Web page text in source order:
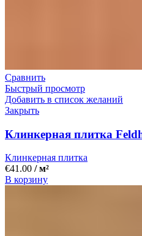
Сравнить
Быстрый просмотр
Добавить в список желаний
Закрыть
Клинкерная плитка
Клинкерная плитка
€41.00 / м²
В корзину